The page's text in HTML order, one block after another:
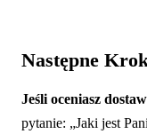
Następne
Jeśli oceniasz
pytanie: „Jaki jest